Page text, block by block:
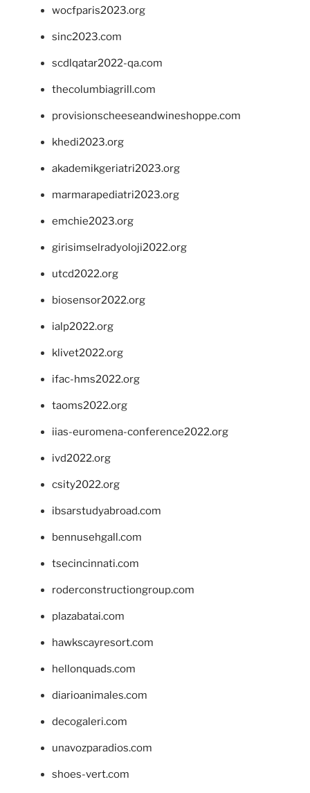
wocfparis2023.org
sinc2023.com
scdlqatar2022-qa.com
thecolumbiagrill.com
provisionscheeseandwineshoppe.com
khedi2023.org
akademikgeriatri2023.org
marmarapediatri2023.org
emchie2023.org
girisimselradyoloji2022.org
utcd2022.org
biosensor2022.org
ialp2022.org
klivet2022.org
ifac-hms2022.org
taoms2022.org
iias-euromena-conference2022.org
ivd2022.org
csity2022.org
ibsarstudyabroad.com
bennusehgall.com
tsecincinnati.com
roderconstructiongroup.com
plazabatai.com
hawkscayresort.com
hellonquads.com
diarioanimales.com
decogaleri.com
unavozparadios.com
shoes-vert.com